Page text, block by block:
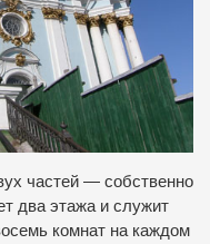
частей — собственно
два этажа и служит
комнат на каждом